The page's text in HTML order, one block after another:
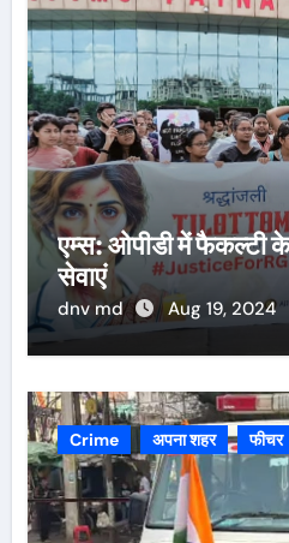
एम्स: ओपीडी में फैकल्टी के
सेवाएं
dnv md Aug 19, 2024
Crime अपना शहर फीचर